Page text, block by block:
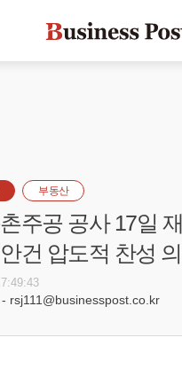
부동산
주공 공사 17일
건 압도적 찬성
rsj111@businesspost.co.kr